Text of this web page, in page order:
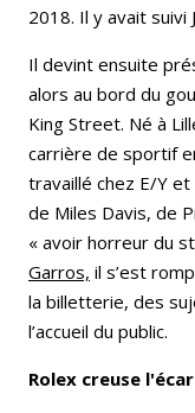
2018. Il y avait suivi
Il devint ensuite
alors au bord du
King Street. Né à
carrière de sportif
travaillé chez E/Y et
de Miles Davis, de
« avoir horreur du
Garros, il s’est
la billetterie, des
l’accueil du public.
Rolex creuse